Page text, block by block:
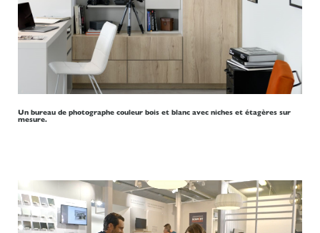
Un bureau de photographe couleur bois et blanc avec niches et étagères sur
mesure.